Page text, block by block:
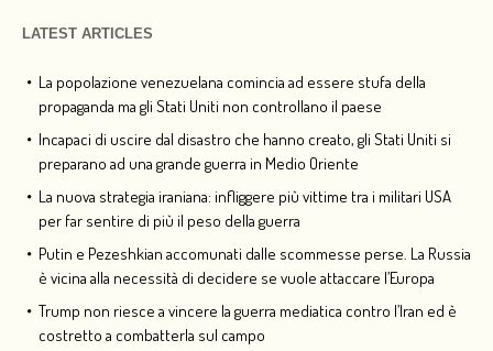
LATEST ARTICLES
La popolazione venezuelana comincia ad essere stufa della
propaganda ma gli Stati Uniti non controllano il paese
Incapaci di uscire dal disastro che hanno creato, gli Stati Uniti si
preparano ad una grande guerra in Medio Oriente
La nuova strategia iraniana: infliggere più vittime tra i militari USA
per far sentire di più il peso della guerra
Putin e Pezeshkian accomunati dalle scommesse perse. La Russia
è vicina alla necessità di decidere se vuole attaccare l’Europa
Trump non riesce a vincere la guerra mediatica contro l’Iran ed è
costretto a combatterla sul campo